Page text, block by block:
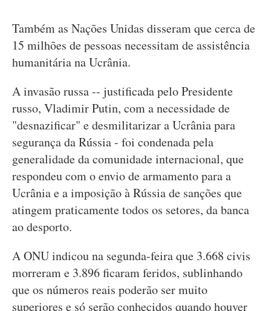
Também as Nações Unidas disseram que cerca de
15 milhões de pessoas necessitam de assistência
humanitária na Ucrânia.
A invasão russa -- justificada pelo Presidente
russo, Vladimir Putin, com a necessidade de
"desnazificar" e desmilitarizar a Ucrânia para
segurança da Rússia - foi condenada pela
generalidade da comunidade internacional, que
respondeu com o envio de armamento para a
Ucrânia e a imposição à Rússia de sanções que
atingem praticamente todos os setores, da banca
ao desporto.
A ONU indicou na segunda-feira que 3.668 civis
morreram e 3.896 ficaram feridos, sublinhando
que os números reais poderão ser muito
superiores e só serão conhecidos quando houver